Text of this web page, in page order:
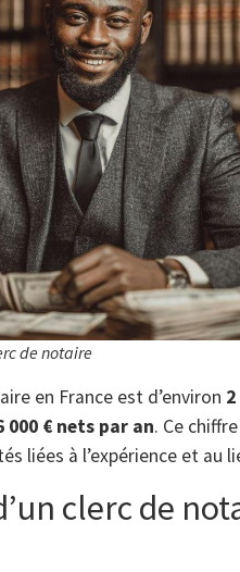
de notaire
en France est d’environ
000 € nets par an. Ce
liées à l’expérience et au
clerc de